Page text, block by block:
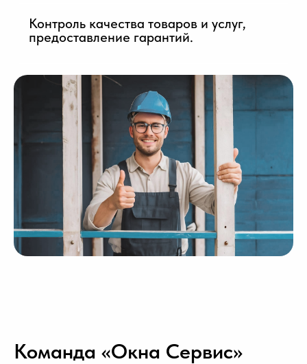
Контроль качества товаров и услуг,
предоставление гарантий.
Команда «Окна Сервис»